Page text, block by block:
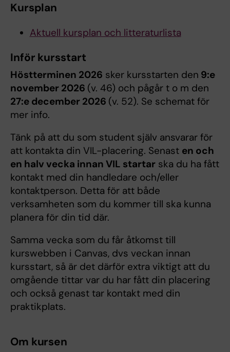
Kursplan
Aktuell kursplan och litteraturlista
Inför kursstart
Höstterminen 2026 sker kursstarten den 9:e
november 2026 (v. 46) och pågår t o m den
27:e december 2026 (v. 52). Se schemat för
mer info.
Tänk på att du som student själv ansvarar för
att kontakta din VIL-placering. Senast en och
en halv vecka innan VIL startar ska du ha fått
kontakt med din handledare och/eller
kontaktperson. Detta för att både
verksamheten som du kommer till ska kunna
planera för din tid där.
Samma vecka som du får åtkomst till
kurswebben i Canvas, dvs veckan innan
kursstart, så är det därför extra viktigt att du
omgående tittar var du har fått din placering
och också genast tar kontakt med din
praktikplats.
Om kursen